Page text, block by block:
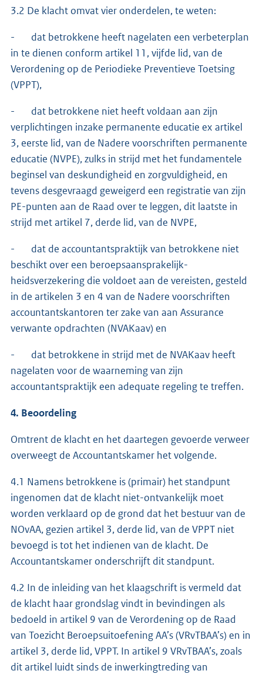
3.2 De klacht omvat vier onderdelen, te weten:
- dat betrokkene heeft nagelaten een verbeterplan
in te dienen conform artikel 11, vijfde lid, van de
Verordening op de Periodieke Preventieve Toetsing
(VPPT),
- dat betrokkene niet heeft voldaan aan zijn
verplichtingen inzake permanente educatie ex artikel
3, eerste lid, van de Nadere voorschriften permanente
educatie (NVPE), zulks in strijd met het fundamentele
beginsel van deskundigheid en zorgvuldigheid, en
tevens desgevraagd geweigerd een registratie van zijn
PE-punten aan de Raad over te leggen, dit laatste in
strijd met artikel 7, derde lid, van de NVPE,
- dat de accountantspraktijk van betrokkene niet
beschikt over een beroepsaansprakelijk-
heidsverzekering die voldoet aan de vereisten, gesteld
in de artikelen 3 en 4 van de Nadere voorschriften
accountantskantoren ter zake van aan Assurance
verwante opdrachten (NVAKaav) en
- dat betrokkene in strijd met de NVAKaav heeft
nagelaten voor de waarneming van zijn
accountantspraktijk een adequate regeling te treffen.
4. Beoordeling
Omtrent de klacht en het daartegen gevoerde verweer
overweegt de Accountantskamer het volgende.
4.1 Namens betrokkene is (primair) het standpunt
ingenomen dat de klacht niet-ontvankelijk moet
worden verklaard op de grond dat het bestuur van de
NOvAA, gezien artikel 3, derde lid, van de VPPT niet
bevoegd is tot het indienen van de klacht. De
Accountantskamer onderschrijft dit standpunt.
4.2 In de inleiding van het klaagschrift is vermeld dat
de klacht haar grondslag vindt in bevindingen als
bedoeld in artikel 9 van de Verordening op de Raad
van Toezicht Beroepsuitoefening AA’s (VRvTBAA’s) en in
artikel 3, derde lid, VPPT. In artikel 9 VRvTBAA’s, zoals
dit artikel luidt sinds de inwerkingtreding van